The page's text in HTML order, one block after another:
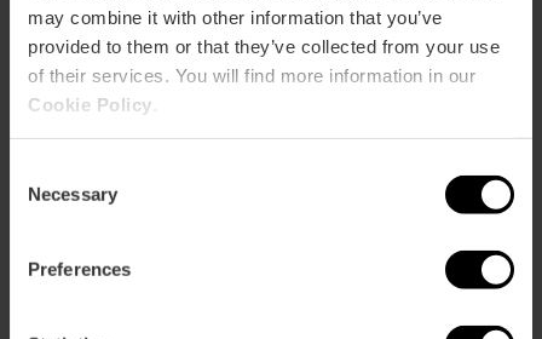
may combine it with other information that you’ve
provided to them or that they’ve collected from your use
of their services. You will find more information in our
Cookie Policy
Selection
Necessary
Preferences
Contacto